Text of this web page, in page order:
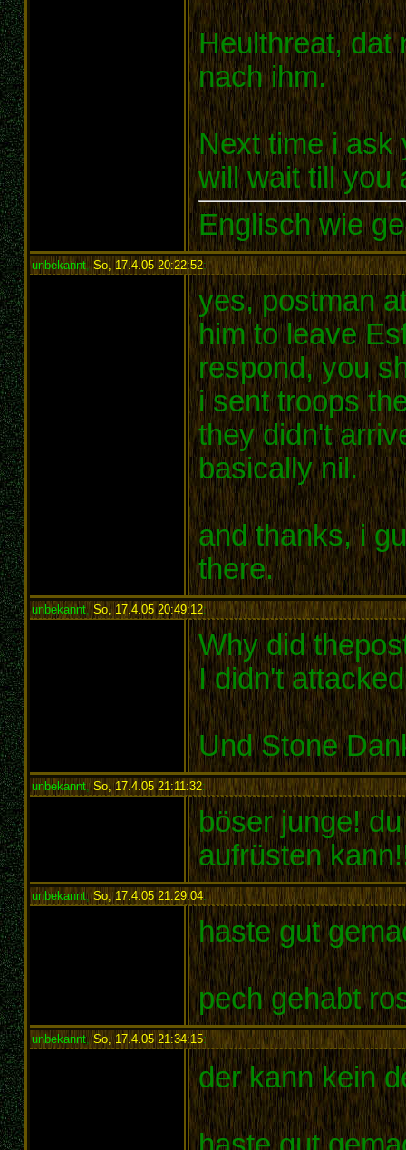
Heulthreat, dat
nach ihm.
Next time i ask
will wait till you
Englisch wie
unbekannt, So, 17.4.05 20:22:52:
yes, postman
him to leave
respond, you
i sent troops
they didn't
basically nil.
and thanks, i
there.
unbekannt, So, 17.4.05 20:49:12:
Why did
I didn't
Und Stone
unbekannt,So, 17.4.05 21:11:32:
böser junge!
aufrüsten
unbekannt, So, 17.4.05 21:29:04:
haste gut
pech gehabt
unbekannt,So, 17.4.05 21:34:15:
der kann kein